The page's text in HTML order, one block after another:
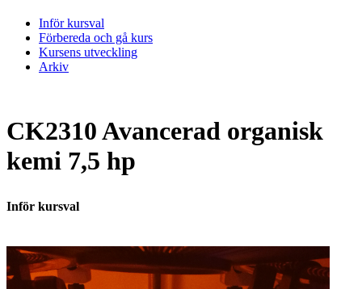
Inför kursval
Förbereda och gå kurs
Kursens utveckling
Arkiv
CK2310 Avancerad organisk
kemi 7,5 hp
Inför kursval